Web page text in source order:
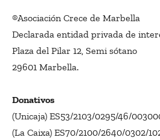
®Asociación Crece de Marbella
Declarada entidad privada de
Plaza del Pilar 12, Semi sótano
29601 Marbella.
Donativos
(Unicaja) ES53/2103/0295/46/
(La Caixa) ES70/2100/2640/0302/